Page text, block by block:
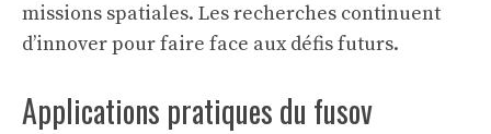
missions spatiales. Les recherches continuent
d’innover pour faire face aux défis futurs.
Applications pratiques du fusov